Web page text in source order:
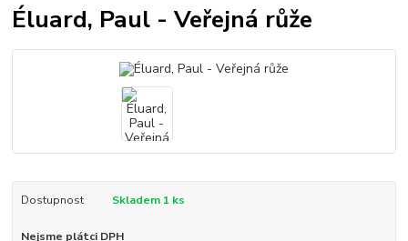
Éluard, Paul - Veřejná růže
Dostupnost Skladem 1 ks
Nejsme plátci DPH